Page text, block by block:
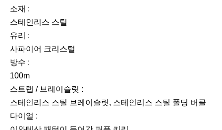
소재 :
스테인리스 스틸
유리 :
사파이어 크리스털
방수 :
100m
스트랩 / 브레이슬릿 :
스테인리스 스틸 브레이슬릿, 스테인리스 스틸 폴딩 버클
다이얼 :